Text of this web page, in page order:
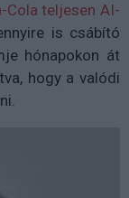
Cola teljesen AI-
is csábító
hónapokon át
hogy a valódi